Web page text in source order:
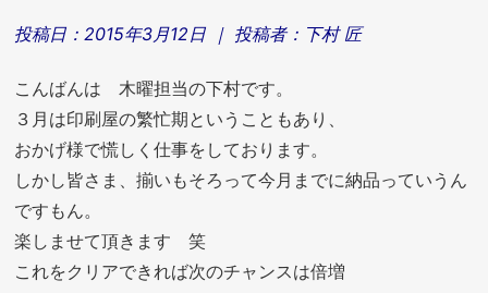
投稿日：2015年3月12日 ｜ 投稿者： 下村 匠
こんばんは 木曜担当の下村です。
３月は印刷屋の繁忙期ということもあり、
おかげ様で慌しく仕事をしております。
しかし皆さま、揃いもそろって今月までに納品っていうん
ですもん。
楽しませて頂きます 笑
これをクリアできれば次のチャンスは倍増